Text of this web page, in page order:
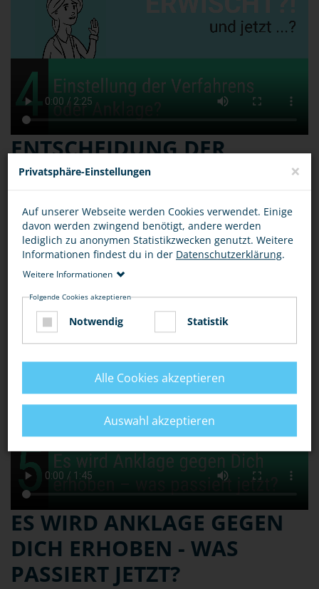
ENTSCHEIDUNG DER
STAATSANWALTSCHAFT:
VERFAHRENS ODER
ANKLAGE
ES WIRD ANKLAGE GEGEN
DICH ERHOBEN - WAS
PASSIERT JETZT?
Privatsphäre-Einstellungen ×
Auf unserer Webseite werden Cookies verwendet. Einige
davon werden zwingend benötigt, andere werden
lediglich zu anonymen Statistikzwecken genutzt. Weitere
Informationen findest du in der Datenschutzerklärung.
Weitere Informationen
Folgende Cookies akzeptieren
Notwendig Statistik
Alle Cookies akzeptieren
Auswahl akzeptieren